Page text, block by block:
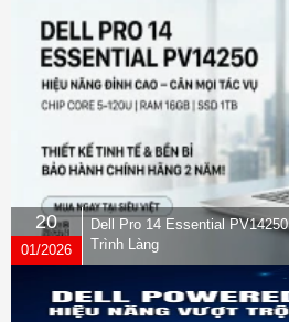
20
01/2026
Dell Pro 14 Essential PV14250
Trình Làng